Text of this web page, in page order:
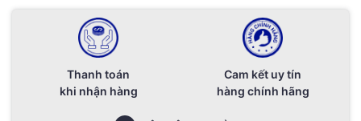
Thanh toán
khi nhận hàng
Cam kết uy tín
hàng chính hãng